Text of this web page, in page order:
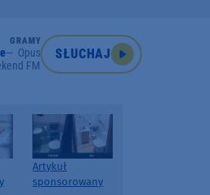
GRAMY
Opus
FM
SŁUCHAJ
Artykuł
sponsorowany